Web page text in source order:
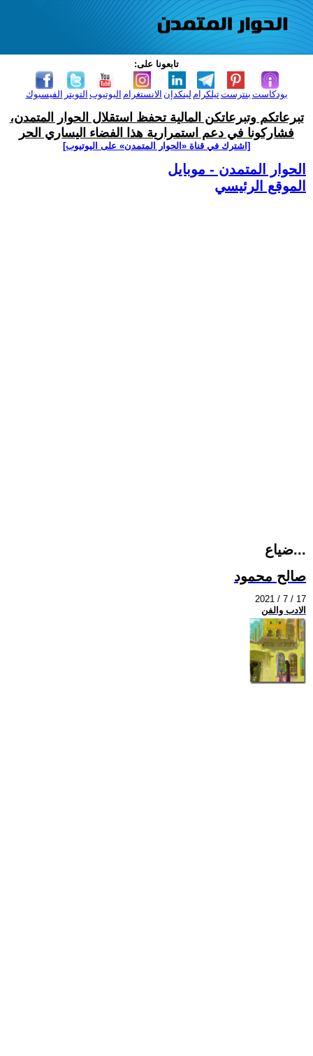
تابعونا على:
الفيسبوك التويتر اليوتيوب الانستغرام لينكدإن تيلكرامبنترست بودكاست
تبرعاتكم وتبرعاتكن المالية تحفظ استقلال الحوار المتمدن،
فشاركونا في دعم استمرارية هذا الفضاء اليساري الحر
[اشترك في قناة ‫«الحوار المتمدن» على اليوتيوب]
الحوار المتمدن - موبايل
الموقع الرئيسي
ضياع...
صالح محمود
2021 / 7 / 17
الادب والفن